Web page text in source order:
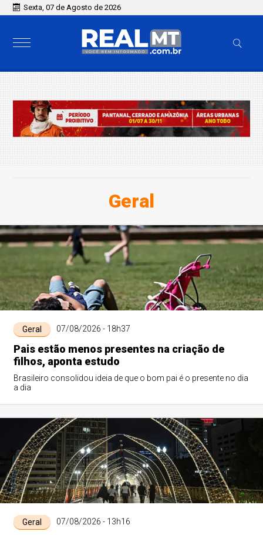
Sexta, 07 de Agosto de 2026
Geral
Geral 07/08/2026 - 18h37
Pais estão menos presentes na criação de
filhos, aponta estudo
Brasileiro consolidou ideia de que o bom pai é o presente no dia
a dia
Geral 07/08/2026 - 13h16